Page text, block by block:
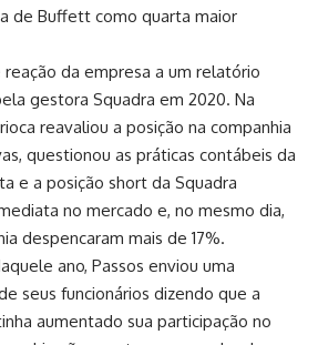
de Buffett como quarta maior
da empresa a um relatório
gestora Squadra em 2020. Na
reavaliou a posição na companhia
questionou as práticas contábeis da
e a posição short da Squadra
no mercado e, no mesmo dia,
despencaram mais de 17%.
ano, Passos enviou uma
seus funcionários dizendo que a
aumentado sua participação no